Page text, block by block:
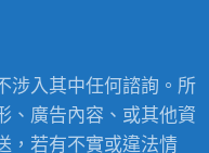
涉入其中任何諮詢。所
、廣告內容、或其他資
，若有不實或違法情